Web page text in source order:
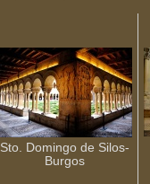
Sto. Domingo de Silos-
Burgos